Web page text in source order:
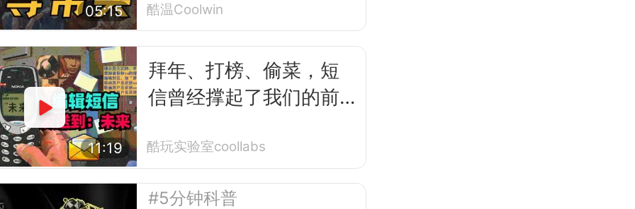
05:15 酷温Coolwin
11:19
拜年、打榜、偷菜，短
信曾经撑起了我们的前
酷玩实验室coollabs
#5分钟科普